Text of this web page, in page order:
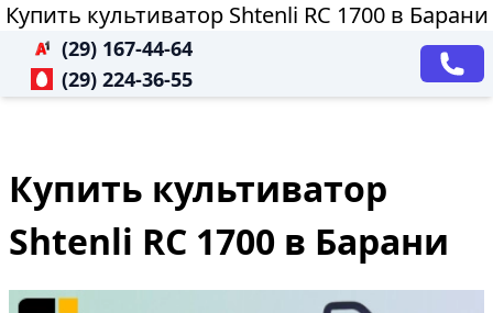
Купить культиватор Shtenli RC 1700 в Барани
(29) 167-44-64
(29) 224-36-55
Купить культиватор
Shtenli RC 1700 в Барани